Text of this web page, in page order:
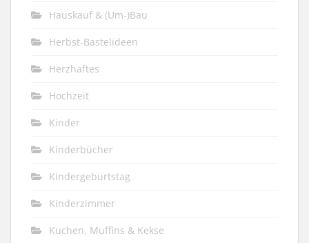
Hauskauf & (Um-)Bau
Herbst-Bastelideen
Herzhaftes
Hochzeit
Kinder
Kinderbücher
Kindergeburtstag
Kinderzimmer
Kuchen, Muffins & Kekse